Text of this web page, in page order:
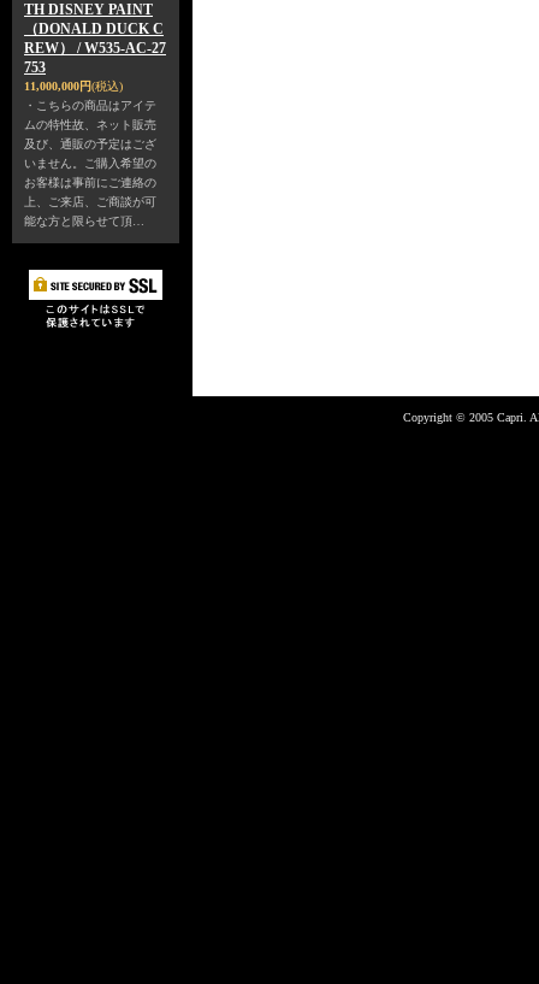
TH DISNEY PAINT
（DONALD DUCK C
REW） / W535-AC-27
753
11,000,000円(税込)
・こちらの商品はアイテ
ムの特性故、ネット販売
及び、通販の予定はござ
いません。ご購入希望の
お客様は事前にご連絡の
上、ご来店、ご商談が可
能な方と限らせて頂…
Copyright © 2005 Capri.